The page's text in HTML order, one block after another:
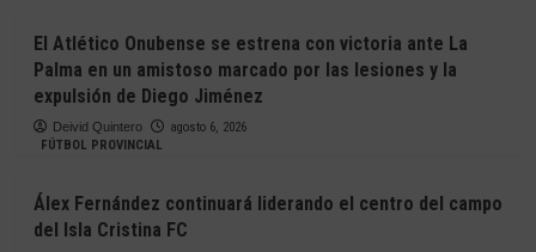
El Atlético Onubense se estrena con victoria ante La
Palma en un amistoso marcado por las lesiones y la
expulsión de Diego Jiménez
Deivid Quintero
agosto 6, 2026
FÚTBOL PROVINCIAL
Álex Fernández continuará liderando el centro del campo
del Isla Cristina FC